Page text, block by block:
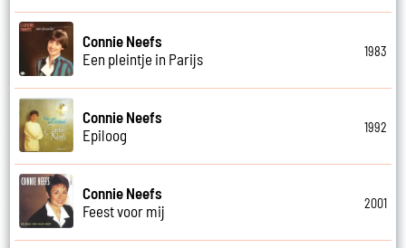
Connie Neefs
Een pleintje in Parijs
1983
Connie Neefs
Epiloog
1992
Connie Neefs
Feest voor mij
2001